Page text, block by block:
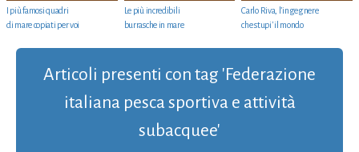
I più famosi quadri
di mare copiati per voi
Le più incredibili
burrasche in mare
Carlo Riva, l’ingegnere
che stupi' il mondo
Articoli presenti con tag 'Federazione
italiana pesca sportiva e attività
subacquee'